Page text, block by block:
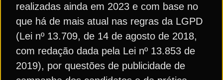
realizadas ainda em 2023 e com base no
que há de mais atual nas regras da LGPD
(Lei nº 13.709, de 14 de agosto de 2018,
com redação dada pela Lei nº 13.853 de
2019), por questões de publicidade de